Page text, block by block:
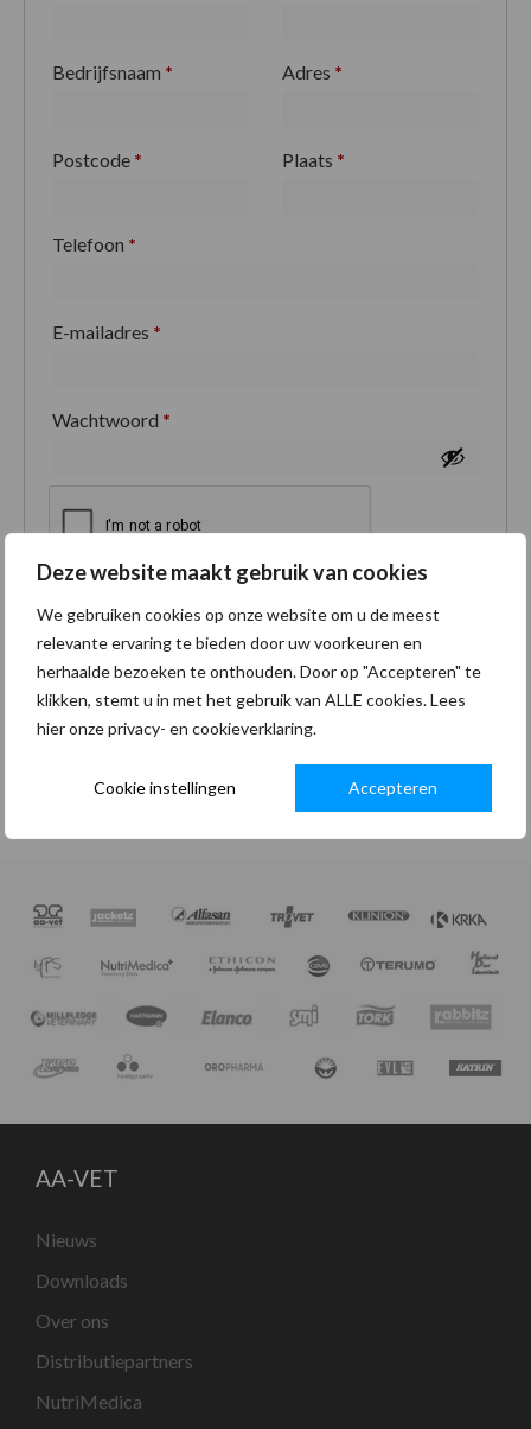
Deze website maakt gebruik van cookies
We gebruiken cookies op onze website om u de meest
relevante ervaring te bieden door uw voorkeuren en
herhaalde bezoeken te onthouden. Door op "Accepteren" te
klikken, stemt u in met het gebruik van ALLE cookies. Lees
hier onze privacy- en cookieverklaring.
Cookie instellingen Accepteren
Bedrijfsnaam * Adres *
Postcode * Plaats *
Telefoon *
E-mailadres *
Wachtwoord *
Je persoonlijke gegevens worden gebruikt om je
ervaring op deze site te ondersteunen, om toegang
tot je account te beheren en voor andere doeleinden
zoals omschreven in onzeprivacybeleid.
AA-VET
Nieuws
Downloads
Over ons
Distributiepartners
NutriMedica